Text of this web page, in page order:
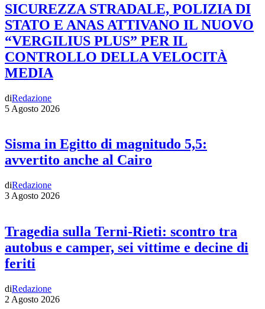
SICUREZZA STRADALE, POLIZIA DI
STATO E ANAS ATTIVANO IL NUOVO
“VERGILIUS PLUS” PER IL
CONTROLLO DELLA VELOCITÀ
MEDIA
diRedazione
5 Agosto 2026
Sisma in Egitto di magnitudo 5,5:
avvertito anche al Cairo
diRedazione
3 Agosto 2026
Tragedia sulla Terni-Rieti: scontro tra
autobus e camper, sei vittime e decine di
feriti
diRedazione
2 Agosto 2026